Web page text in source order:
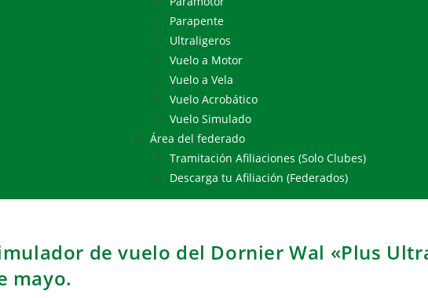
Parapente
Ultraligeros
Vuelo a Motor
Vuelo a Vela
Vuelo Acrobático
Vuelo Simulado
Área del federado
Tramitación Afiliaciones (Solo Clubes)
Descarga tu Afiliación (Federados)
de vuelo del Dornier Wal «Plus
mayo.